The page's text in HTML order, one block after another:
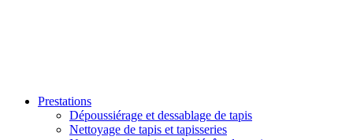
Prestations
Dépoussiérage et dessablage de tapis
Nettoyage de tapis et tapisseries